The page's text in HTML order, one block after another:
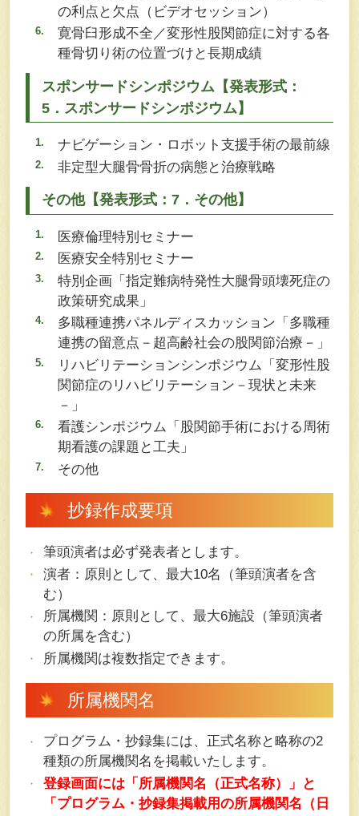
の利点と欠点（ビデオセッション）
寛骨臼形成不全／変形性股関節症に対する各
種骨切り術の位置づけと長期成績
スポンサードシンポジウム【発表形式：
5．スポンサードシンポジウム】
ナビゲーション・ロボット支援手術の最前線
非定型大腿骨骨折の病態と治療戦略
その他【発表形式：7．その他】
医療倫理特別セミナー
医療安全特別セミナー
特別企画「指定難病特発性大腿骨頭壊死症の
政策研究成果」
多職種連携パネルディスカッション「多職種
連携の留意点－超高齢社会の股関節治療－」
リハビリテーションシンポジウム「変形性股
関節症のリハビリテーション－現状と未来
－」
看護シンポジウム「股関節手術における周術
期看護の課題と工夫」
その他
抄録作成要項
筆頭演者は必ず発表者とします。
演者：原則として、最大10名（筆頭演者を含
む）
所属機関：原則として、最大6施設（筆頭演者
の所属を含む）
所属機関は複数指定できます。
所属機関名
プログラム・抄録集には、正式名称と略称の2
種類の所属機関名を掲載いたします。
登録画面には「所属機関名（正式名称）」と
「プログラム・抄録集掲載用の所属機関名（日